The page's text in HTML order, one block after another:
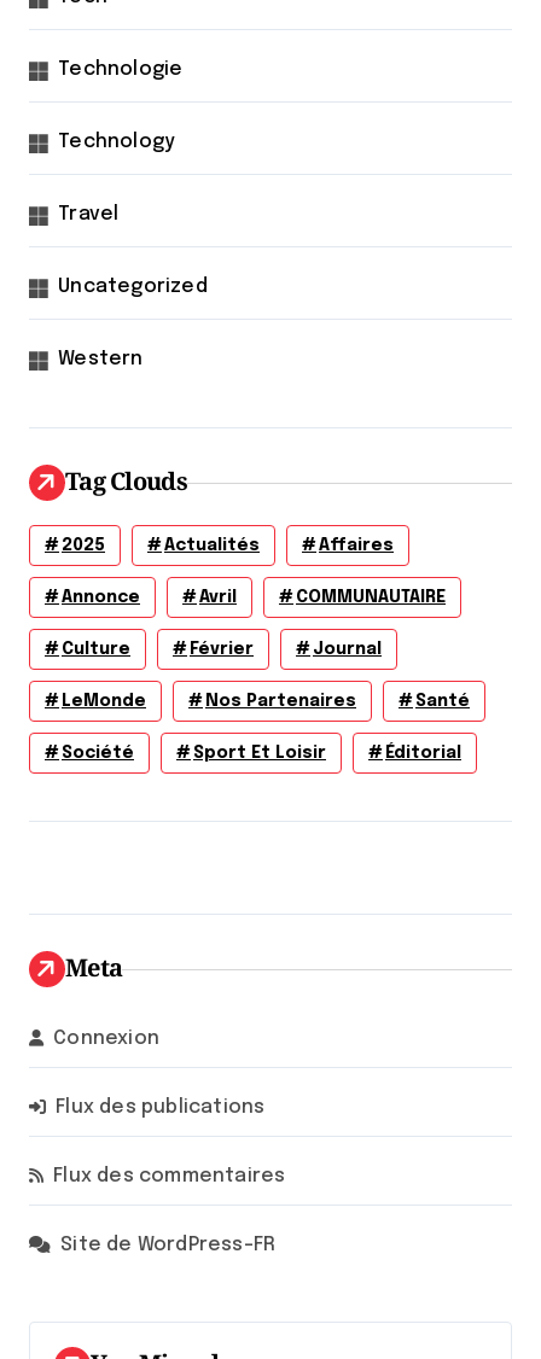
Technologie
Technology
Travel
Uncategorized
Western
Tag Clouds
2025 Actualités Affaires
Annonce Avril COMMUNAUTAIRE
Culture Février Journal
LeMonde Nos Partenaires Santé
Société Sport Et Loisir Éditorial
Meta
Connexion
Flux des publications
Flux des commentaires
Site de WordPress-FR